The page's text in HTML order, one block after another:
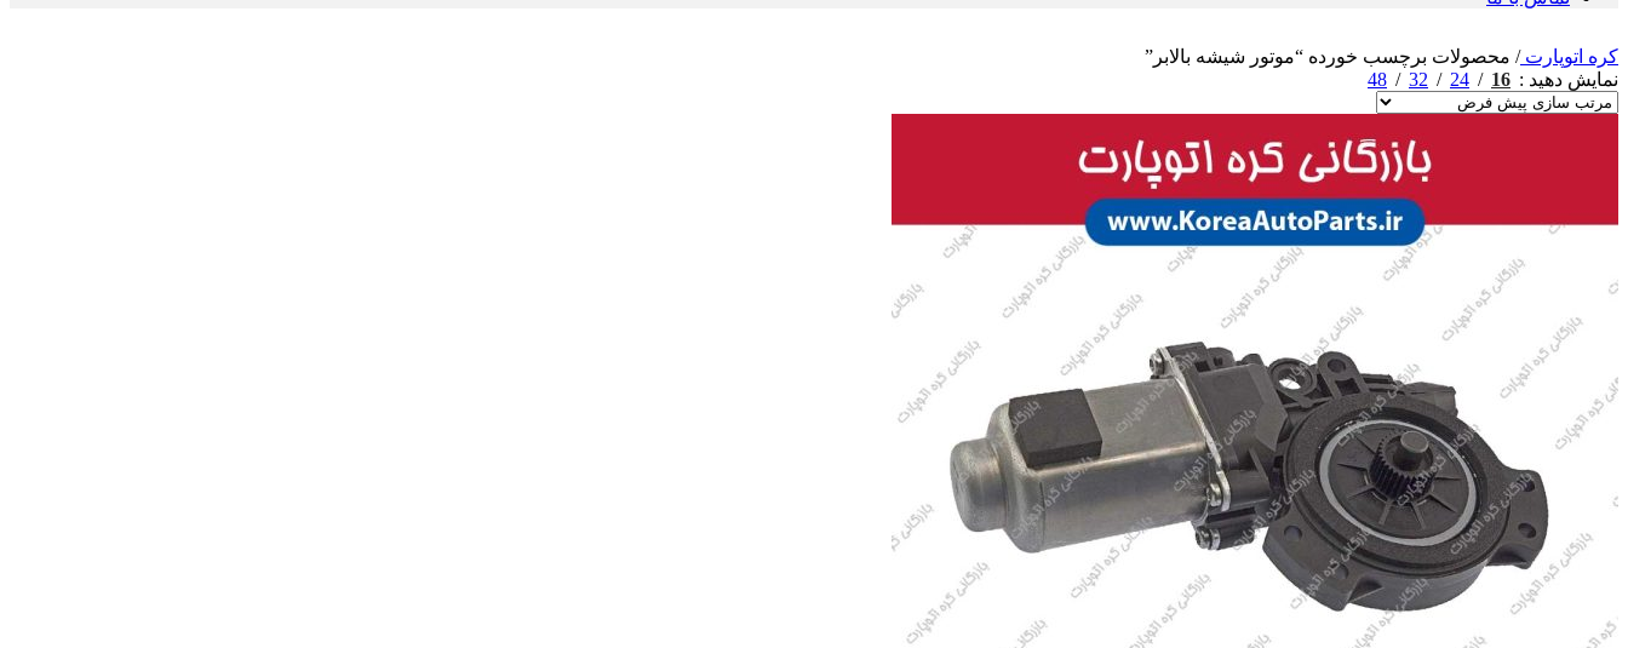
کره اتوپارت/ محصولات برچسب خورده “موتور شیشه بالابر”
نمایش دهید
16
24
32
48